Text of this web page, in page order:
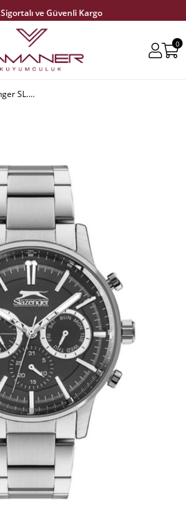
Sigortalı ve Güvenli Kargo
0
Slazenger SL.09.1923.2.01 Erkek Kol Saati